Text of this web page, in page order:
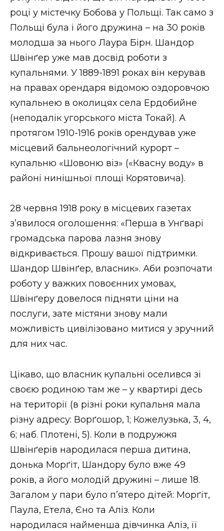
році у містечку Бобова у Польщі. Так само з
Польщі була і його дружина – на 30 років
молодша за нього Лаура Бірн. Шандор
Швінґер уже мав досвід роботи з
купальнями. У 1889-1891 роках він керував
на правах орендаря відомою оздоровчою
купальнею в околицях села Ердобийне
(неподалік угорського міста Токай). А
протягом 1910-1916 років орендував уже
місцевий бальнеологічний курорт –
купальню «Шовоню віз» («Квасну воду» в
районі нинішньої площі Корятовича).
28 червня 1918 року в місцевих газетах
з’явилося оголошення: «Перша в Унґварі
громадська парова лазня знову
відкривається. Прошу вашої підтримки.
Шандор Швінґер, власник». Аби розпочати
роботу у важких повоєнних умовах,
Швінґеру довелося підняти ціни на
послуги, зате містяни знову мали
можливість цивілізовано митися у зручний
для них час.
Цікаво, що власник купальні оселився зі
своєю родиною там же – у квартирі десь
на території (в різні роки купальня мала
різну адресу: Ворґошор, 1; Кожелузька, 3, 4,
6; наб. Плотені, 5). Коли в подружжя
Швінґерів народилася перша дитина,
донька Морґіт, Шандору було вже 49
років, а його молодій дружині – лише 18.
Загалом у пари було п’ятеро дітей: Морґіт,
Паула, Етела, Єно та Аліз. Коли
народилася найменша дівчинка Аліз, її